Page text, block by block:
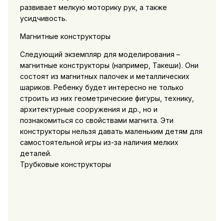
развивает мелкую моторику рук, а также
усидчивость.
Магнитные конструкторы
Следующий экземпляр для моделирования –
магнитные конструкторы (например, Такеши). Они
состоят из магнитных палочек и металлических
шариков. Ребенку будет интересно не только
строить из них геометрические фигуры, технику,
архитектурные сооружения и др., но и
познакомиться со свойствами магнита. Эти
конструкторы нельзя давать маленьким детям для
самостоятельной игры из-за наличия мелких
деталей.
Трубковые конструкторы